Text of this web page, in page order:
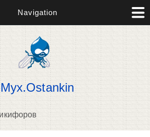
Navigation
Myx.Ostankin